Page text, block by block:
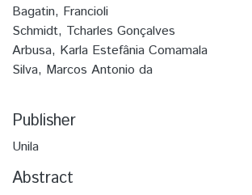
Bagatin, Francioli
Schmidt, Tcharles Gonçalves
Arbusa, Karla Estefânia Comamala
Silva, Marcos Antonio da
Publisher
Unila
Abstract